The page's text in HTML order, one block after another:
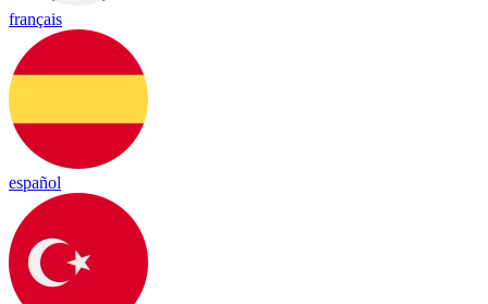
français
español